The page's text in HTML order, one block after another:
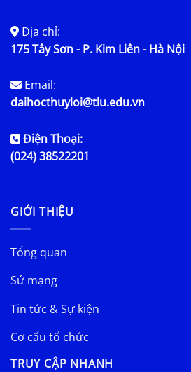
Địa chỉ:
175 Tây Sơn - P. Kim Liên - Hà Nội
Email:
daihocthuyloi@tlu.edu.vn
Điện Thoại:
(024) 38522201
GIỚI THIỆU
Tổng quan
Sứ mạng
Tin tức & Sự kiện
Cơ cấu tổ chức
TRUY CẬP NHANH